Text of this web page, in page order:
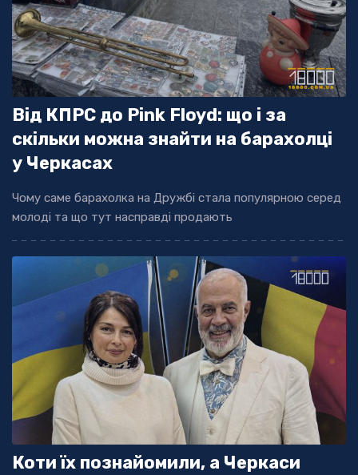
Від КПРС до Pink Floyd: що і за
скільки можна знайти на барахолці
у Черкасах
Чому саме барахолка на Дружбі стала популярною серед
молоді та що тут насправді продають
Коти їх познайомили, а Черкаси